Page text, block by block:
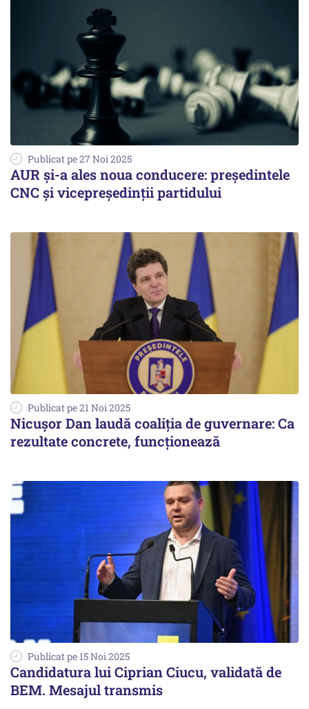
Publicat pe 27 Noi 2025
AUR și-a ales noua conducere: președintele
CNC și vicepreședinții partidului
Publicat pe 21 Noi 2025
Nicușor Dan laudă coaliția de guvernare: Ca
rezultate concrete, funcționează
Publicat pe 15 Noi 2025
Candidatura lui Ciprian Ciucu, validată de
BEM. Mesajul transmis